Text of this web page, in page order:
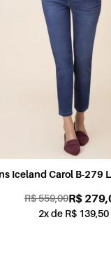
Iceland Carol B-279
R$ 559,00R$
2x de R$ 139,50